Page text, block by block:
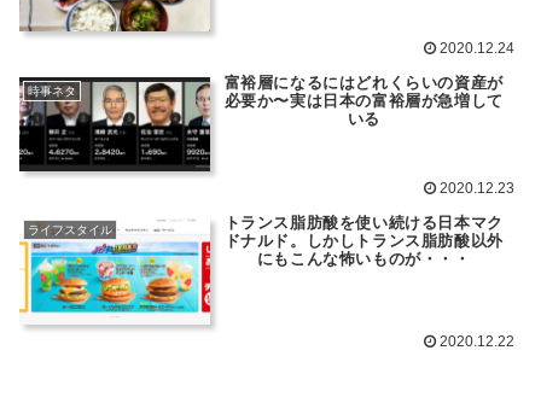
2020.12.24
時事ネタ
富裕層になるにはどれくらいの資産が
必要か〜実は日本の富裕層が急増して
いる
2020.12.23
ライフスタイル
トランス脂肪酸を使い続ける日本マク
ドナルド。しかしトランス脂肪酸以外
にもこんな怖いものが・・・
2020.12.22